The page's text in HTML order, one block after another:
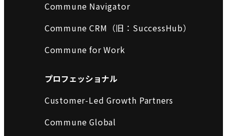
Commune Navigator
Commune CRM（旧：SuccessHub）
Commune for Work
プロフェッショナル
Customer-Led Growth Partners
Commune Global